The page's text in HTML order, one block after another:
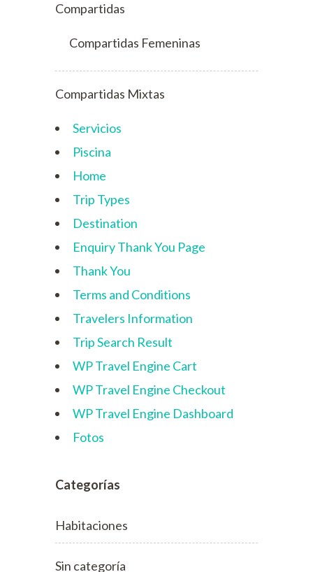
Compartidas
Compartidas Femeninas
Compartidas Mixtas
Servicios
Piscina
Home
Trip Types
Destination
Enquiry Thank You Page
Thank You
Terms and Conditions
Travelers Information
Trip Search Result
WP Travel Engine Cart
WP Travel Engine Checkout
WP Travel Engine Dashboard
Fotos
Categorías
Habitaciones
Sin categoría